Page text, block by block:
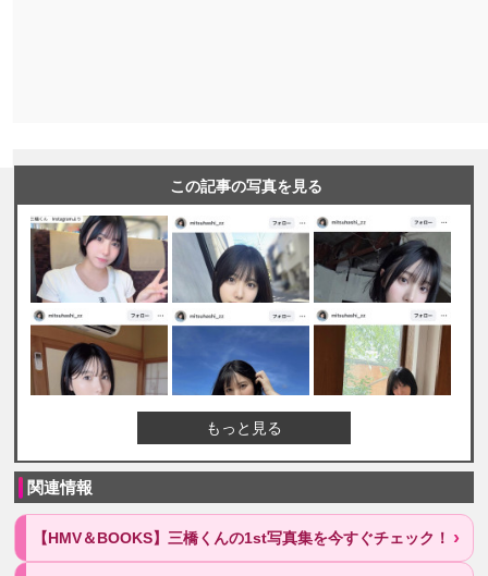
この記事の写真を見る
もっと見る
関連情報
【HMV＆BOOKS】三橋くんの1st写真集を今すぐチェック！